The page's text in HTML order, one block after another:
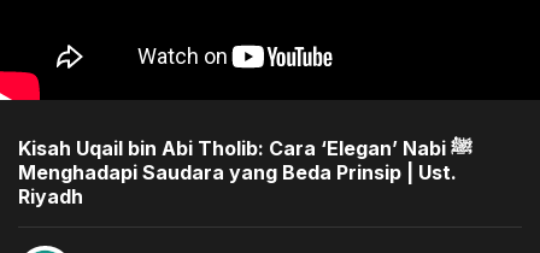
Kisah Uqail bin Abi Tholib: Cara ‘Elegan’ Nabi ﷺ
Menghadapi Saudara yang Beda Prinsip | Ust.
Riyadh